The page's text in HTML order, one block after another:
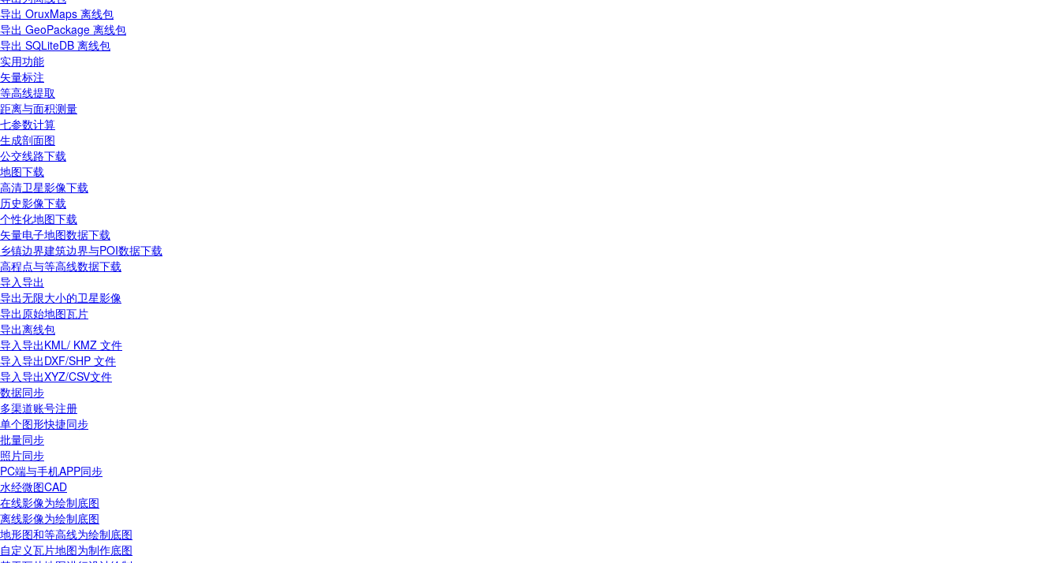
导出 OruxMaps 离线包
导出 GeoPackage 离线包
导出 SQLiteDB 离线包
实用功能
矢量标注
等高线提取
距离与面积测量
七参数计算
生成剖面图
公交线路下载
地图下载
高清卫星影像下载
历史影像下载
个性化地图下载
矢量电子地图数据下载
乡镇边界建筑边界与POI数据下载
高程点与等高线数据下载
导入导出
导出无限大小的卫星影像
导出原始地图瓦片
导出离线包
导入导出KML/ KMZ 文件
导入导出DXF/SHP 文件
导入导出XYZ/CSV文件
数据同步
多渠道账号注册
单个图形快捷同步
批量同步
照片同步
PC端与手机APP同步
水经微图CAD
在线影像为绘制底图
离线影像为绘制底图
地形图和等高线为绘制底图
自定义瓦片地图为制作底图